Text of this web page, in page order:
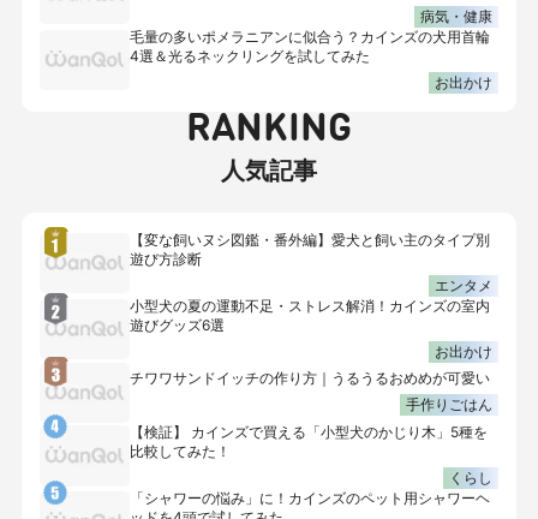
病気・健康
毛量の多いポメラニアンに似合う？カインズの犬用首輪
4選＆光るネックリングを試してみた
お出かけ
RANKING
人気記事
【変な飼いヌシ図鑑・番外編】愛犬と飼い主のタイプ別
遊び方診断
エンタメ
小型犬の夏の運動不足・ストレス解消！カインズの室内
遊びグッズ6選
お出かけ
チワワサンドイッチの作り方｜うるうるおめめが可愛い
手作りごはん
【検証】 カインズで買える「小型犬のかじり木」5種を
比較してみた！
くらし
「シャワーの悩み」に！カインズのペット用シャワーヘ